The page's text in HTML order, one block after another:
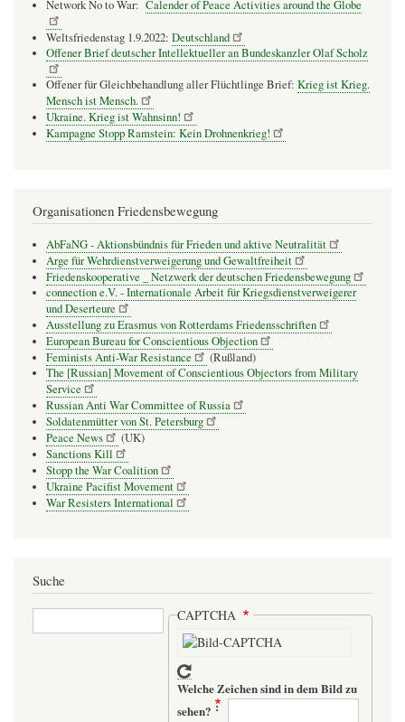
Network No to War: Calender of Peace Activities around the Globe
Weltsfriedenstag 1.9.2022: Deutschland
Offener Brief deutscher Intellektueller an Bundeskanzler Olaf Scholz
Offener für Gleichbehandlung aller Flüchtlinge Brief: Krieg ist Krieg.
Mensch ist Mensch.
Ukraine. Krieg ist Wahnsinn!
Kampagne Stopp Ramstein: Kein Drohnenkrieg!
Organisationen Friedensbewegung
AbFaNG - Aktionsbündnis für Frieden und aktive Neutralität
Arge für Wehrdienstverweigerung und Gewaltfreiheit
Friedenskooperative _ Netzwerk der deutschen Friedensbewegung
connection e.V. - Inter­na­tio­nale Arbeit für Kriegs­dienst­ver­wei­gerer
und Deser­teure
Ausstellung zu Erasmus von Rotterdams Friedensschriften
European Bureau for Conscientious Objection
Feminists Anti-War Resistance
(Rußland)
The [Russian] Movement of Conscientious Objectors from Military
Service
Russian Anti War Committee of Russia
Soldatenmütter von St. Petersburg
Peace News
(UK)
Sanctions Kill
Stopp the War Coalition
Ukraine Pacifist Movement
War Resisters International
Suche
Suche CAPTCHA
Welche Zeichen sind in dem Bild zu
sehen?